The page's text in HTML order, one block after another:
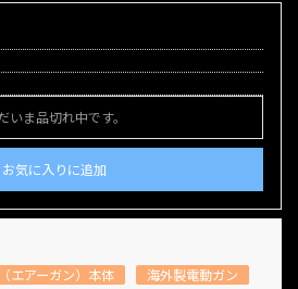
いま品切れ中です。
お気に入りに追加
エアーガン）本体 海外製電動ガン